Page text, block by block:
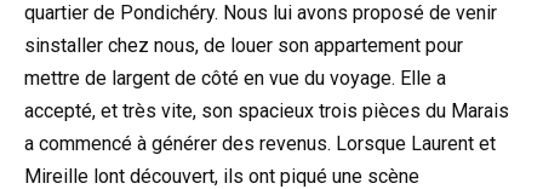
quartier de Pondichéry. Nous lui avons proposé de venir
sinstaller chez nous, de louer son appartement pour
mettre de largent de côté en vue du voyage. Elle a
accepté, et très vite, son spacieux trois pièces du Marais
a commencé à générer des revenus. Lorsque Laurent et
Mireille lont découvert, ils ont piqué une scène